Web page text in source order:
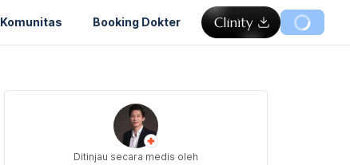
Komunitas Booking Dokter
Ditinjau secara medis oleh